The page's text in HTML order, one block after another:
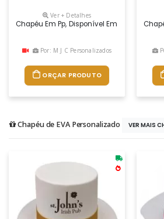
Ver + Detalhes
Chapéu Em Pp, Disponível Em Várias
Por: M J C Personalizados
ORÇAR PRODUTO
Chapéu de EVA Personalizado VER MAIS